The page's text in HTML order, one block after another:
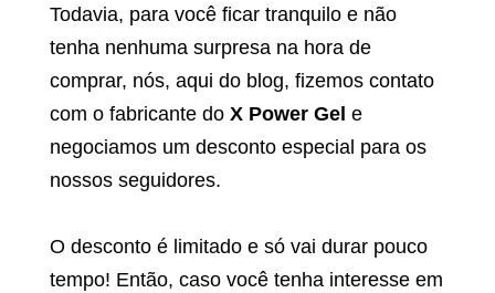
Todavia, para você ficar tranquilo e não
tenha nenhuma surpresa na hora de
comprar, nós, aqui do blog, fizemos contato
com o fabricante do X Power Gel e
negociamos um desconto especial para os
nossos seguidores.
O desconto é limitado e só vai durar pouco
tempo! Então, caso você tenha interesse em